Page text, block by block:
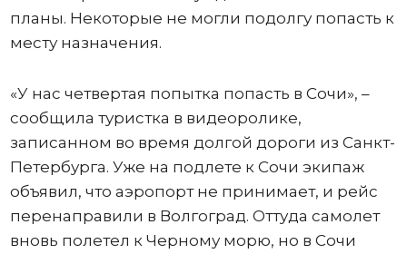
планы. Некоторые не могли подолгу попасть к
месту назначения.
«У нас четвертая попытка попасть в Сочи», –
сообщила туристка в видеоролике,
записанном во время долгой дороги из Санкт-
Петербурга. Уже на подлете к Сочи экипаж
объявил, что аэропорт не принимает, и рейс
перенаправили в Волгоград. Оттуда самолет
вновь полетел к Черному морю, но в Сочи